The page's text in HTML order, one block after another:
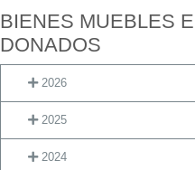
BIENES MUEBLES
DONADOS
2026
2025
2024